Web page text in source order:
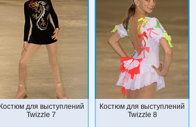
Костюм для выступлений
Twizzle 7
Костюм для выступлений
Twizzle 8